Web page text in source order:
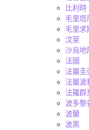
比利時
毛里塔
毛里求
汶萊
沙烏地
法國
法屬圭
法屬波
法羅群
波多黎
波蘭
波黑